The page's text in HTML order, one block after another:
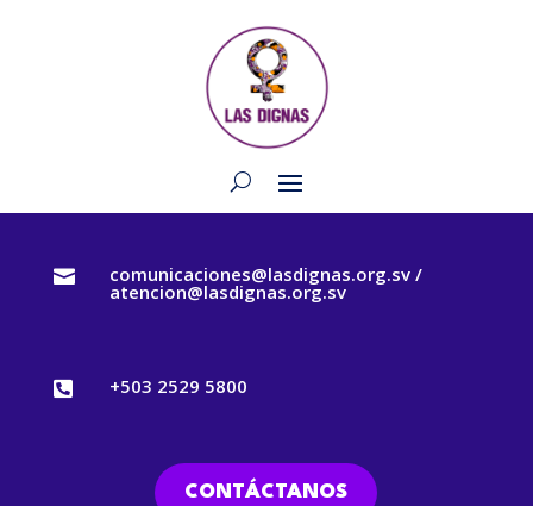
 comunicaciones@lasdignas.org.sv /
atencion@lasdignas.org.sv
 +503 2529 5800
CONTÁCTANOS